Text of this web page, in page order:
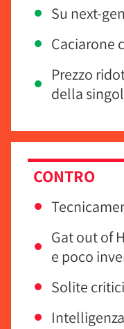
Su next-
Caciarone
Prezzo
della
CONTRO
Gat out of
e poco
Solite